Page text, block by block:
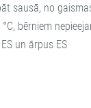
sausā, no
bērniem
un ārpus ES